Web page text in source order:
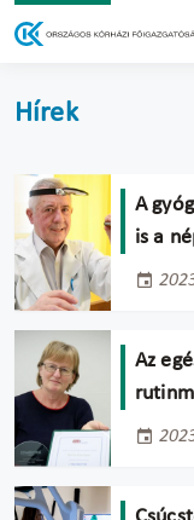
Hírek
A
is a
Az